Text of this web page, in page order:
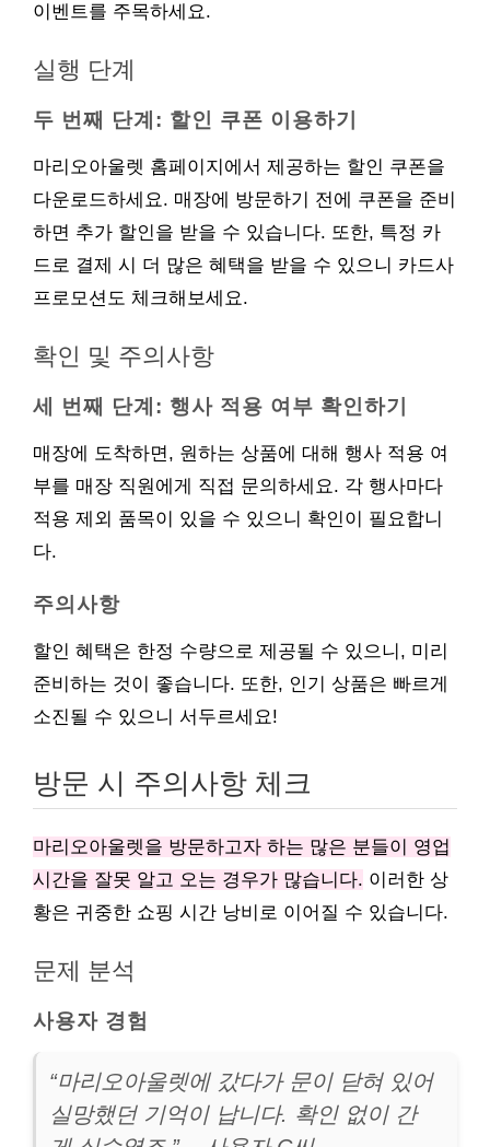
이벤트를 주목하세요.
실행 단계
두 번째 단계: 할인 쿠폰 이용하기
마리오아울렛 홈페이지에서 제공하는 할인 쿠폰을
다운로드하세요. 매장에 방문하기 전에 쿠폰을 준비
하면 추가 할인을 받을 수 있습니다. 또한, 특정 카
드로 결제 시 더 많은 혜택을 받을 수 있으니 카드사
프로모션도 체크해보세요.
확인 및 주의사항
세 번째 단계: 행사 적용 여부 확인하기
매장에 도착하면, 원하는 상품에 대해 행사 적용 여
부를 매장 직원에게 직접 문의하세요. 각 행사마다
적용 제외 품목이 있을 수 있으니 확인이 필요합니
다.
주의사항
할인 혜택은 한정 수량으로 제공될 수 있으니, 미리
준비하는 것이 좋습니다. 또한, 인기 상품은 빠르게
소진될 수 있으니 서두르세요!
방문 시 주의사항 체크
마리오아울렛을 방문하고자 하는 많은 분들이 영업
시간을 잘못 알고 오는 경우가 많습니다. 이러한 상
황은 귀중한 쇼핑 시간 낭비로 이어질 수 있습니다.
문제 분석
사용자 경험
“마리오아울렛에 갔다가 문이 닫혀 있어
실망했던 기억이 납니다. 확인 없이 간